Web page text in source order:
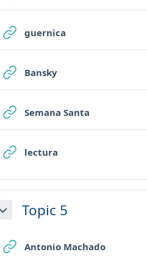
guernica
BanskyURL
Semana Santa
lectura
MinimizzaTopic 5
Antonio MachadoURL